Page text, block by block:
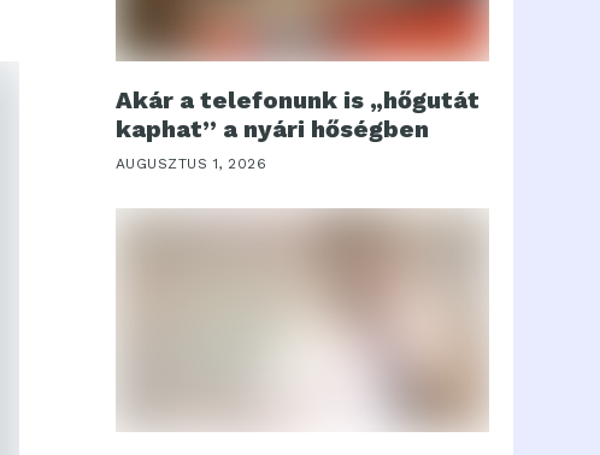
Akár a telefonunk is „hőgutát
kaphat” a nyári hőségben
AUGUSZTUS 1, 2026